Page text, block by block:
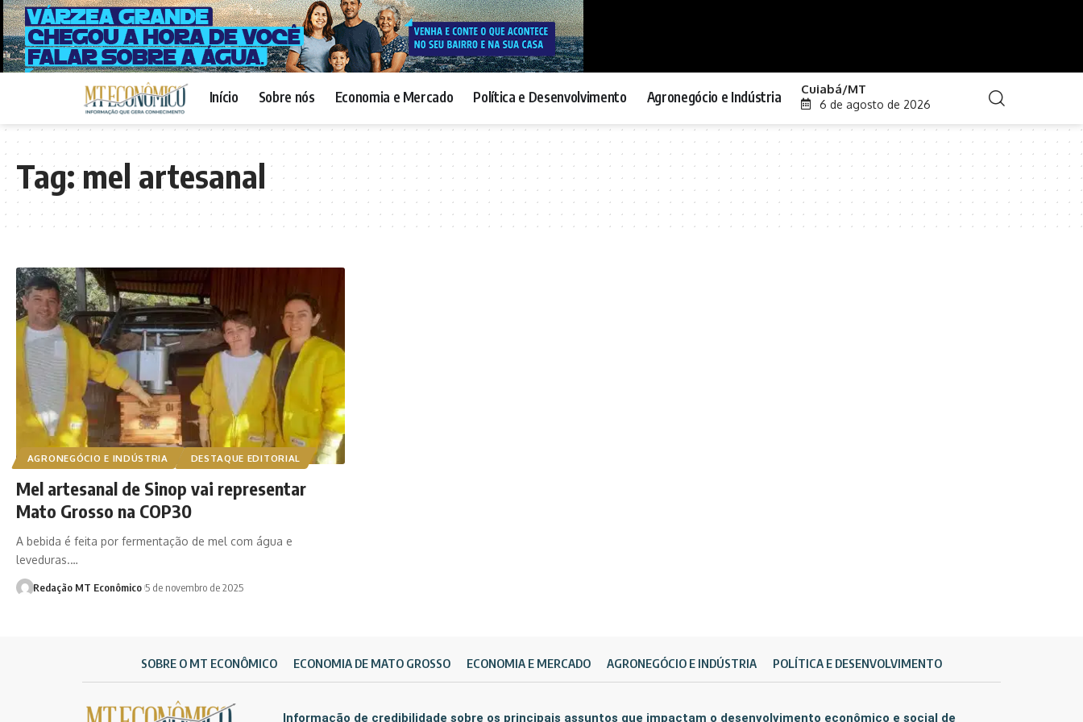
Início Sobre nós Economia e Mercado Política e Desenvolvimento Agronegócio e Indústria Cuiabá/MT
6 de agosto de 2026
Tag:mel artesanal
AGRONEGÓCIO E INDÚSTRIA DESTAQUE EDITORIAL
Mel artesanal de Sinop vai representar
Mato Grosso na COP30
A bebida é feita por fermentação de mel com água e
leveduras.…
Redação MT Econômico 5 de novembro de 2025
SOBRE O MT ECONÔMICO ECONOMIA DE MATO GROSSO ECONOMIA E MERCADO AGRONEGÓCIO E INDÚSTRIA POLÍTICA E DESENVOLVIMENTO
Informação de credibilidade sobre os principais assuntos que impactam o desenvolvimento econômico e social de